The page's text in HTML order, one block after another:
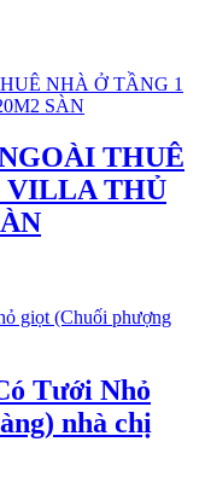
THUÊ
VILLA THỦ
Tưới Nhỏ
nhà chị